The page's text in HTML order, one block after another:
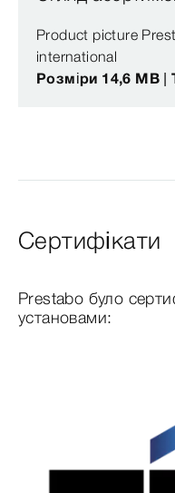
Product picture
international
Розміри 14,6 MB |
Сертифікати
Prestabo було
установами: